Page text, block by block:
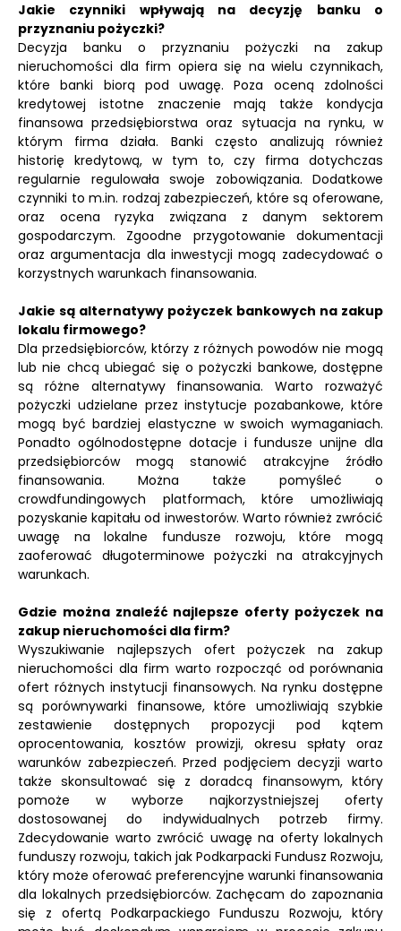
Jakie czynniki wpływają na decyzję banku o
przyznaniu pożyczki?
Decyzja banku o przyznaniu pożyczki na zakup
nieruchomości dla firm opiera się na wielu czynnikach,
które banki biorą pod uwagę. Poza oceną zdolności
kredytowej istotne znaczenie mają także kondycja
finansowa przedsiębiorstwa oraz sytuacja na rynku, w
którym firma działa. Banki często analizują również
historię kredytową, w tym to, czy firma dotychczas
regularnie regulowała swoje zobowiązania. Dodatkowe
czynniki to m.in. rodzaj zabezpieczeń, które są oferowane,
oraz ocena ryzyka związana z danym sektorem
gospodarczym. Zgoodne przygotowanie dokumentacji
oraz argumentacja dla inwestycji mogą zadecydować o
korzystnych warunkach finansowania.
Jakie są alternatywy pożyczek bankowych na zakup
lokalu firmowego?
Dla przedsiębiorców, którzy z różnych powodów nie mogą
lub nie chcą ubiegać się o pożyczki bankowe, dostępne
są różne alternatywy finansowania. Warto rozważyć
pożyczki udzielane przez instytucje pozabankowe, które
mogą być bardziej elastyczne w swoich wymaganiach.
Ponadto ogólnodostępne dotacje i fundusze unijne dla
przedsiębiorców mogą stanowić atrakcyjne źródło
finansowania. Można także pomyśleć o
crowdfundingowych platformach, które umożliwiają
pozyskanie kapitału od inwestorów. Warto również zwrócić
uwagę na lokalne fundusze rozwoju, które mogą
zaoferować długoterminowe pożyczki na atrakcyjnych
warunkach.
Gdzie można znaleźć najlepsze oferty pożyczek na
zakup nieruchomości dla firm?
Wyszukiwanie najlepszych ofert pożyczek na zakup
nieruchomości dla firm warto rozpocząć od porównania
ofert różnych instytucji finansowych. Na rynku dostępne
są porównywarki finansowe, które umożliwiają szybkie
zestawienie dostępnych propozycji pod kątem
oprocentowania, kosztów prowizji, okresu spłaty oraz
warunków zabezpieczeń. Przed podjęciem decyzji warto
także skonsultować się z doradcą finansowym, który
pomoże w wyborze najkorzystniejszej oferty
dostosowanej do indywidualnych potrzeb firmy.
Zdecydowanie warto zwrócić uwagę na oferty lokalnych
funduszy rozwoju, takich jak Podkarpacki Fundusz Rozwoju,
który może oferować preferencyjne warunki finansowania
dla lokalnych przedsiębiorców. Zachęcam do zapoznania
się z ofertą Podkarpackiego Funduszu Rozwoju, który